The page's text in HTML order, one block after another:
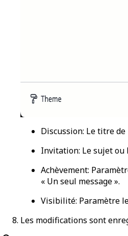
Discussion: Le titre de
Invitation: Le sujet ou
Achèvement:
« Un seul message ».
Visibilité: Paramètre
Les modifications sont